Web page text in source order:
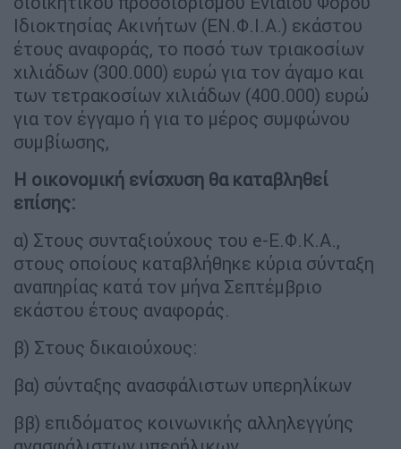
Ιδιοκτησίας Ακινήτων (ΕΝ.Φ.Ι.Α.) εκάστου
έτους αναφοράς, το ποσό των τριακοσίων
χιλιάδων (300.000) ευρώ για τον άγαμο και
των τετρακοσίων χιλιάδων (400.000) ευρώ
για τον έγγαμο ή για το μέρος συμφώνου
συμβίωσης,
Η οικονομική ενίσχυση θα καταβληθεί
επίσης:
α) Στους συνταξιούχους του e-Ε.Φ.Κ.Α.,
στους οποίους καταβλήθηκε κύρια σύνταξη
αναπηρίας κατά τον μήνα Σεπτέμβριο
εκάστου έτους αναφοράς.
β) Στους δικαιούχους:
βα) σύνταξης ανασφάλιστων υπερηλίκων
ββ) επιδόματος κοινωνικής αλληλεγγύης